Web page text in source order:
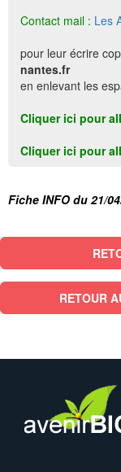
Contact mail : Les
pour leur écrire
nantes.fr
en enlevant les
Cliquer ici pour
Cliquer ici pour
Fiche INFO du 21/
RETOUR